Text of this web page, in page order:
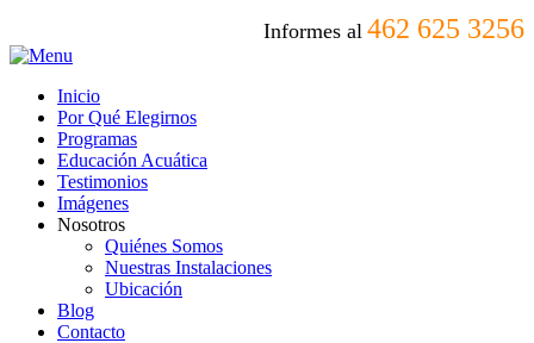
Informes al 462 625 3256
Inicio
Por Qué Elegirnos
Programas
Educación Acuática
Testimonios
Imágenes
Nosotros
Quiénes Somos
Nuestras Instalaciones
Ubicación
Blog
Contacto